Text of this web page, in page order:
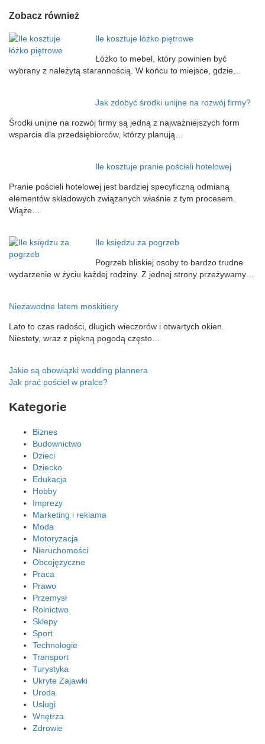
Zobacz również
Ile kosztuje łóżko piętrowe
Łóżko to mebel, który powinien być
wybrany z należytą starannością. W końcu to miejsce, gdzie…
Jak zdobyć środki unijne na rozwój firmy?
Środki unijne na rozwój firmy są jedną z najważniejszych form
wsparcia dla przedsiębiorców, którzy planują…
Ile kosztuje pranie pościeli hotelowej
Pranie pościeli hotelowej jest bardziej specyficzną odmianą
elementów składowych związanych właśnie z tym procesem.
Wiąże…
Ile księdzu za pogrzeb
Pogrzeb bliskiej osoby to bardzo trudne
wydarzenie w życiu każdej rodziny. Z jednej strony przeżywamy…
Niezawodne latem moskitiery
Lato to czas radości, długich wieczorów i otwartych okien.
Niestety, wraz z piękną pogodą często…
Nawigacja
wpisu
Jakie są obowiązki wedding plannera
Jak prać pościel w pralce?
Kategorie
Biznes
Budownictwo
Dzieci
Dziecko
Edukacja
Hobby
Imprezy
Marketing i reklama
Moda
Motoryzacja
Nieruchomości
Obcojęzyczne
Praca
Prawo
Przemysł
Rolnictwo
Sklepy
Sport
Technologie
Transport
Turystyka
Ukryte Zajawki
Uroda
Usługi
Wnętrza
Zdrowie